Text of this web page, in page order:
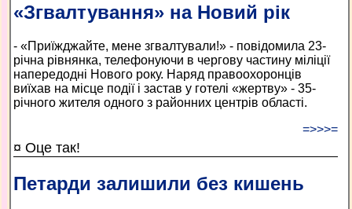
«Згвалтування» на Новий рік
- «Приїжджайте, мене згвалтували!» - повідомила 23-
річна рівнянка, телефонуючи в чергову частину міліції
напередодні Нового року. Наряд правоохоронців
виїхав на місце події і застав у готелі «жертву» - 35-
річного жителя одного з районних центрів області.
=>>>=
¤ Оце так!
Петарди залишили без кишень